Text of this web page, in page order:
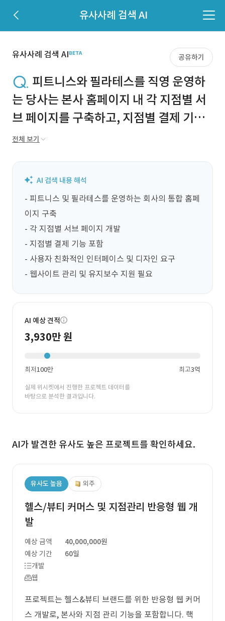
유사사례 검색 AI
유사사례 검색 AI 공유하기
피트니스와 필라테스를 직영 운영하
는 당사는 본사 홈페이지 내 각 지점별 서
브 페이지를 구축하고, 지점별 결제 기능
까지 포함한 통합 홈페이지를 구축하고자
전체 보기
- 피트니스 및 필라테스를 운영하는 회사의 통합 홈페
이지 구축
- 각 지점별 서브 페이지 개발
- 지점별 결제 기능 포함
- 사용자 친화적인 인터페이스 및 디자인 요구
- 웹사이트 관리 및 유지보수 지원 필요
AI 예상 견적
3,930만 원
최저100만 최고3억
실제 위시켓에서 진행한 프로젝트 데이터를
바탕으로 분석한 결과입니다.
AI가 발견한 유사도 높은 프로젝트를 확인하세요.
유사도 높음 외주
헬스/뷰티 커머스 및 지점관리 반응형 웹 개
발
예상 금액
40,000,000원
예상 기간
60일
개발
웹
프로젝트는 헬스&뷰티 브랜드를 위한 반응형 웹 커머
스 개발로, 본사와 지점 관리 기능을 포함합니다. 핵